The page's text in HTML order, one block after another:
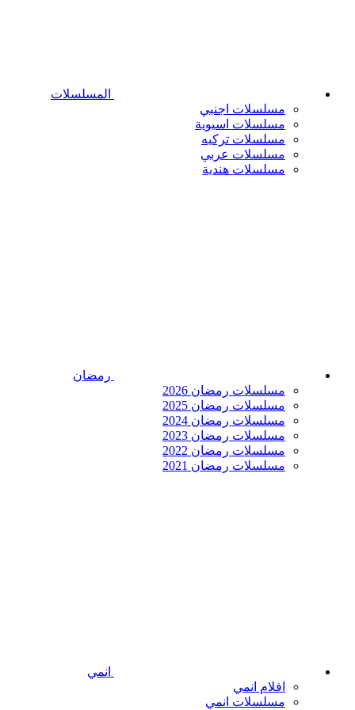
المسلسلات
مسلسلات اجنبي
مسلسلات اسيوية
مسلسلات تركيه
مسلسلات عربي
مسلسلات هندية
رمضان
مسلسلات رمضان 2026
مسلسلات رمضان 2025
مسلسلات رمضان 2024
مسلسلات رمضان 2023
مسلسلات رمضان 2022
مسلسلات رمضان 2021
انمي
افلام انمي
مسلسلات انمي